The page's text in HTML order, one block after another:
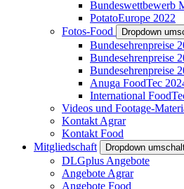
Bundeswettbewerb
PotatoEurope 2022
Fotos-Food
Dropdown
Bundesehrenpreise
Bundesehrenpreise
Bundesehrenpreise
Anuga FoodTec
International
Videos und Footage-
Kontakt Agrar
Kontakt Food
Mitgliedschaft
Dropdown
DLGplus Angebote
Angebote Agrar
Angebote Food